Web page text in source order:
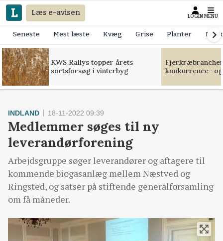
Læs e-avisen LOGIN MENU
Seneste Mest læste Kvæg Grise Planter
KWS Rallys topper årets
sortsforsøg i vinterbyg
konkurrence-
INDLAND 18-11-2022 09:39
Medlemmer søges til ny
leverandørforening
Arbejdsgruppe søger leverandører og aftagere til
kommende biogasanlæg mellem Næstved og
Ringsted, og satser på stiftende generalforsamling
om få måneder.